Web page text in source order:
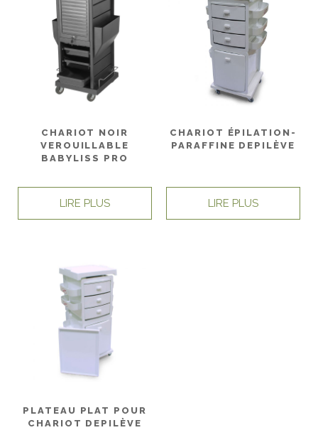
CHARIOT NOIR
VEROUILLABLE
BABYLISS PRO
LIRE PLUS
CHARIOT ÉPILATION-
PARAFFINE DEPILÈVE
LIRE PLUS
PLATEAU PLAT POUR
CHARIOT DEPILÈVE